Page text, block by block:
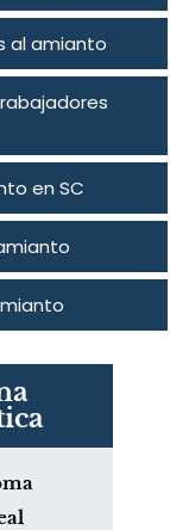
al amianto
en SC